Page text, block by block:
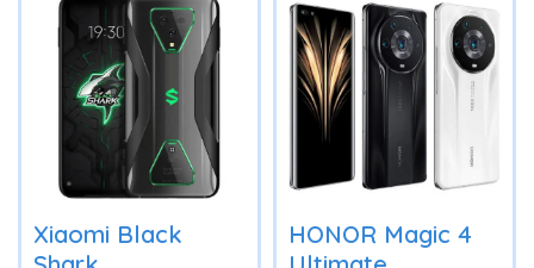
Xiaomi Black
HONOR Magic 4